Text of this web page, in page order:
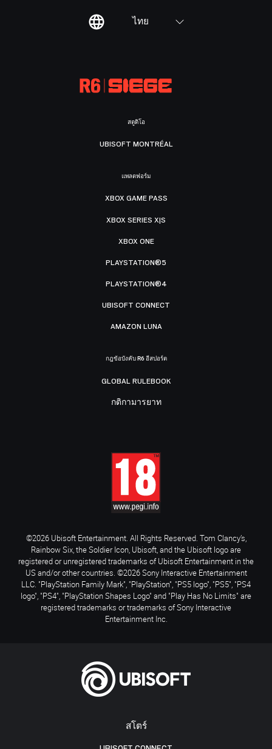
ไทย
สโตร์
สตูดิโอ
UBISOFT MONTRÉAL
แพลตฟอร์ม
XBOX GAME PASS
XBOX SERIES X|S
XBOX ONE
PLAYSTATION®5
PLAYSTATION®4
UBISOFT CONNECT
AMAZON LUNA
กฎข้อบังคับ R6 อีสปอร์ต
GLOBAL RULEBOOK
กติกามารยาท
©2026 Ubisoft Entertainment. All Rights Reserved. Tom Clancy’s,
Rainbow Six, the Soldier Icon, Ubisoft, and the Ubisoft logo are
registered or unregistered trademarks of Ubisoft Entertainment in the
US and/or other countries. ©2026 Sony Interactive Entertainment
LLC. "PlayStation Family Mark", "PlayStation", "PS5 logo", "PS5", "PS4
logo", "PS4", "PlayStation Shapes Logo" and "Play Has No Limits" are
registered trademarks or trademarks of Sony Interactive
Entertainment Inc.